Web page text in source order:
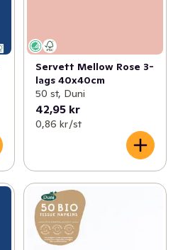
Servett Mellow Rose 3-
lags 40x40cm
50 st, Duni
42,95 kr
0,86 kr /st